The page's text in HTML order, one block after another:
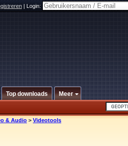
|Login:
Top downloads Meer
& Audio > Videotools